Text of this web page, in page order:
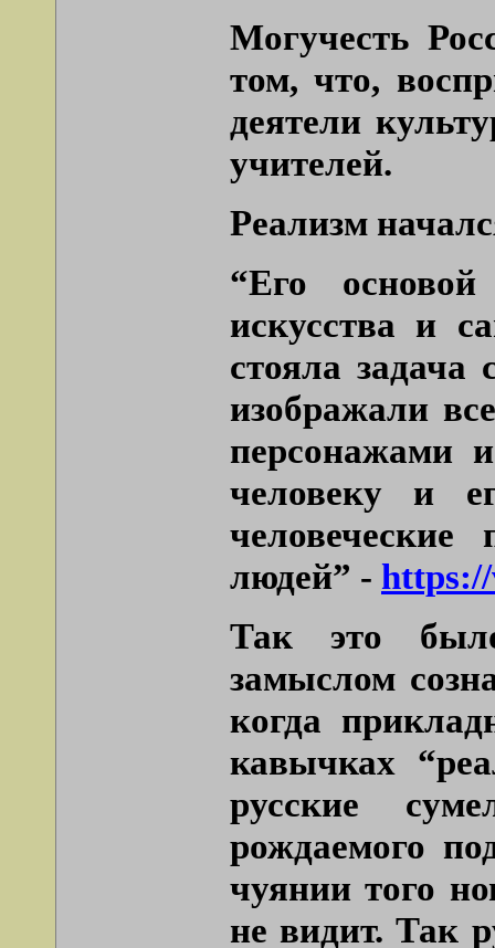
Могучесть
том, что,
деятели
учителей.
Реализм
“Его
искусства и
стояла задача
изображали
персонажами
человеку и
людей” -
Так это
замыслом
когда
кавычках
русские
рождаемого
чуянии того
не видит. Так